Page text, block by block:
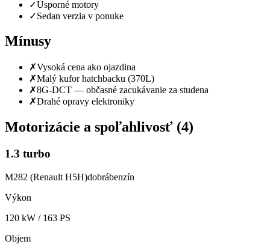
✓Úsporné motory
✓Sedan verzia v ponuke
Mínusy
✗Vysoká cena ako ojazdina
✗Malý kufor hatchbacku (370L)
✗8G-DCT — občasné zacukávanie za studena
✗Drahé opravy elektroniky
Motorizácie a spoľahlivosť (4)
1.3 turbo
M282 (Renault H5H)dobrábenzín
Výkon
120 kW / 163 PS
Objem